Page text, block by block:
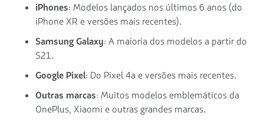
iPhones: Modelos lançados nos últimos 6 anos (do
iPhone XR e versões mais recentes).
Samsung Galaxy: A maioria dos modelos a partir do
S21.
Google Pixel: Do Pixel 4a e versões mais recentes.
Outras marcas: Muitos modelos emblemáticos da
OnePlus, Xiaomi e outras grandes marcas.